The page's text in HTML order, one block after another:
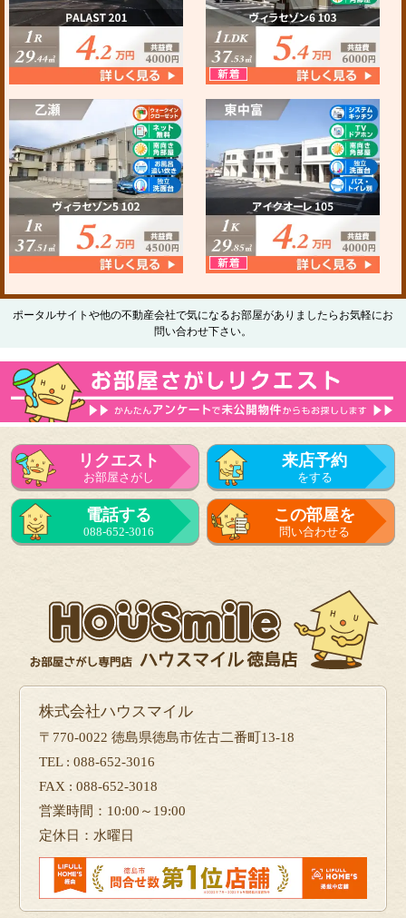
ポータルサイトや他の不動産会社で気になるお部屋がありましたらお気軽にお
問い合わせ下さい。
リクエスト
お部屋さがし
来店予約
をする
電話する
088-652-3016
この部屋を
問い合わせる
株式会社ハウスマイル
〒770-0022 徳島県徳島市佐古二番町13-18
TEL : 088-652-3016
FAX : 088-652-3018
営業時間：10:00～19:00
定休日：水曜日